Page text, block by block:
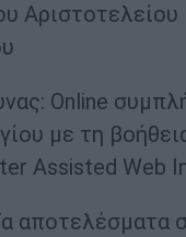
Αριστοτελείου
Online
με τη
Assisted Web
αποτελέσματα